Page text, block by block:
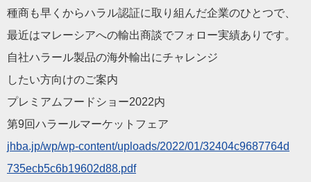
種商も早くからハラル認証に取り組んだ企業のひとつで、
最近はマレーシアへの輸出商談でフォロー実績ありです。
自社ハラール製品の海外輸出にチャレンジ
したい方向けのご案内
プレミアムフードショー2022内
第9回ハラールマーケットフェア
jhba.jp/wp/wp-content/uploads/2022/01/32404c9687764d
735ecb5c6b19602d88.pdf